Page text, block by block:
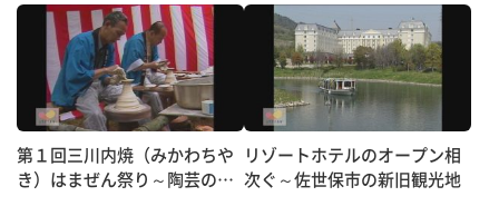
第１回三川内焼（みかわちや
き）はまぜん祭り～陶芸の里
リゾートホテルのオープン相
次ぐ～佐世保市の新旧観光地